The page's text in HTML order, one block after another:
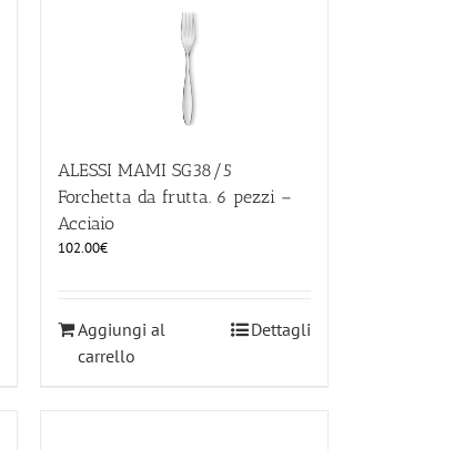
ALESSI MAMI SG38/5
Forchetta da frutta. 6 pezzi –
Acciaio
102.00€
Aggiungi al
carrello
Dettagli